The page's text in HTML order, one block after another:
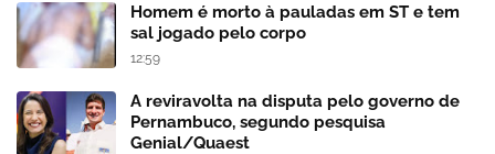
Homem é morto à pauladas em ST e tem
sal jogado pelo corpo
12:59
A reviravolta na disputa pelo governo de
Pernambuco, segundo pesquisa
Genial/Quaest